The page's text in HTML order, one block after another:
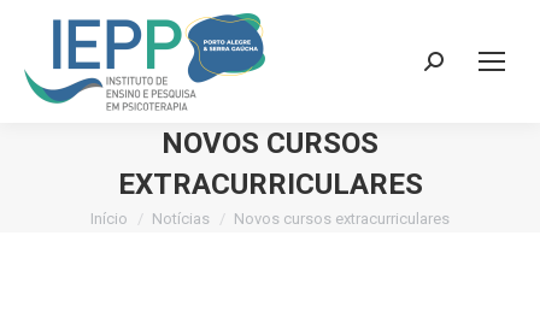
Search:
NOVOS CURSOS
EXTRACURRICULARES
Você está aqui:
Início Notícias Novos cursos extracurriculares